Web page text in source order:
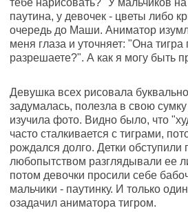
паутина, у девочек - цветы либо
очередь до Маши. Аниматор
меня глаза и уточняет: "Она тигра
разрешаете?". А как я могу быть
Девушка всех рисовала буквально
задумалась, полезла в свою сумку
изучила фото. Видно было, что
часто сталкивается с тиграми,
рождался долго. Детки
любопытством разглядывали ее
потом девочки просили себе
мальчики - паутинку. И только
озадачил аниматора тигром.